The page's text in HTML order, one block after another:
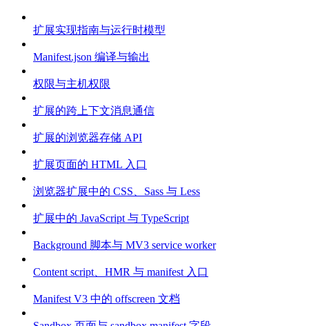
扩展实现指南与运行时模型
Manifest.json 编译与输出
权限与主机权限
扩展的跨上下文消息通信
扩展的浏览器存储 API
扩展页面的 HTML 入口
浏览器扩展中的 CSS、Sass 与 Less
扩展中的 JavaScript 与 TypeScript
Background 脚本与 MV3 service worker
Content script、HMR 与 manifest 入口
Manifest V3 中的 offscreen 文档